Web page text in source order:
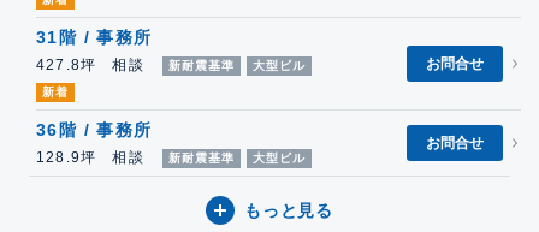
31階 / 事務所
427.8坪 相談 新耐震基準
大型ビル
新着
お問合せ
36階 / 事務所
128.9坪 相談 新耐震基準 大型ビル
お問合せ
もっと見る